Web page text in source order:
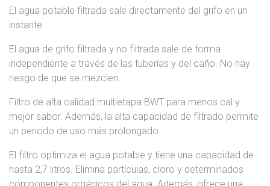
El agua potable filtrada sale directamente del grifo en un
instante.
El agua de grifo filtrada y no filtrada sale de forma
independiente a través de las tuberías y del caño. No hay
riesgo de que se mezclen.
Filtro de alta calidad multietapa BWT para menos cal y
mejor sabor. Además, la alta capacidad de filtrado permite
un periodo de uso más prolongado.
El filtro optimiza el agua potable y tiene una capacidad de
hasta 2,7 litros. Elimina partículas, cloro y determinados